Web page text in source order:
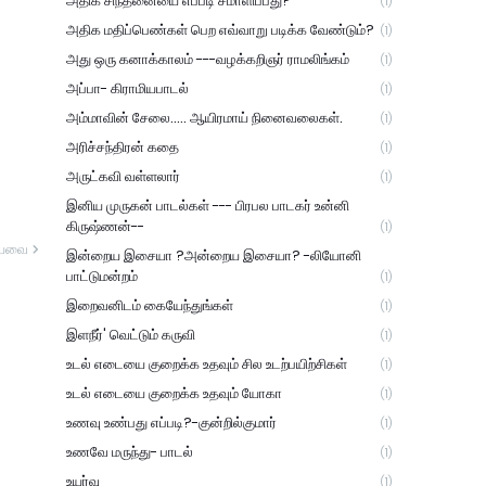
அதிக மதிப்பெண்கள் பெற எவ்வாறு படிக்க வேண்டும்? (1)
அது ஒரு கனாக்காலம் ---வழக்கறிஞர் ராமலிங்கம் (1)
அப்பா- கிராமியபாடல் (1)
அம்மாவின் சேலை..... ஆயிரமாய் நினைவலைகள். (1)
அரிச்சந்திரன் கதை (1)
அருட்கவி வள்ளலார் (1)
இனிய முருகன் பாடல்கள் --- பிரபல பாடகர் உன்னி
கிருஷ்ணன்--
(1)
இன்றைய இசையா ?அன்றைய இசையா? -லியோனி
பாட்டுமன்றம்
(1)
இறைவனிடம் கையேந்துங்கள் (1)
இளநீர்' வெட்டும் கருவி (1)
உடல் எடையை குறைக்க உதவும் சில உடற்பயிற்சிகள் (1)
உடல் எடையை குறைக்க உதவும் யோகா (1)
உணவு உண்பது எப்படி?-குன்றில்குமார் (1)
உணவே மருந்து- பாடல் (1)
உயர்வு (1)